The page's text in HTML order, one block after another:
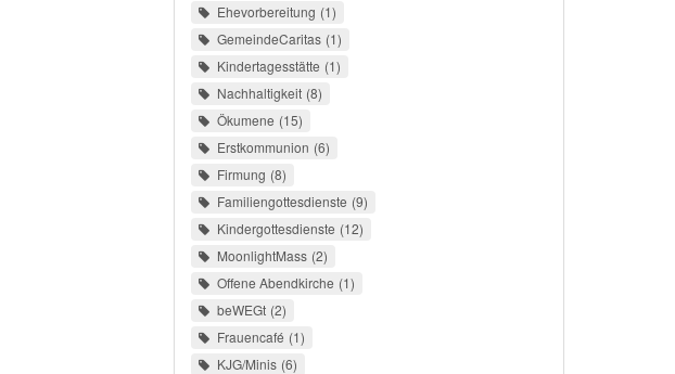
Ehevorbereitung 1
GemeindeCaritas 1
Kindertagesstätte 1
Nachhaltigkeit 8
Ökumene 15
Erstkommunion 6
Firmung 8
Familiengottesdienste 9
Kindergottesdienste 12
MoonlightMass 2
Offene Abendkirche 1
beWEGt 2
Frauencafé 1
KJG/Minis 6